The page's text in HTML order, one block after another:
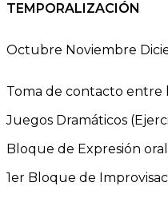
TEMPORALIZACIÓN
Octubre Noviembre
Toma de contacto entre
Juegos Dramáticos
Bloque de Expresión
1er Bloque de